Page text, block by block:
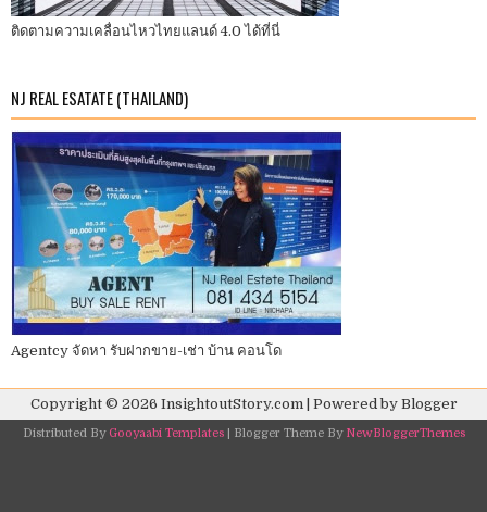
ติดตามความเคลื่อนไหวไทยแลนด์ 4.0 ได้ที่นี่
NJ REAL ESATATE (THAILAND)
Agentcy จัดหา รับฝากขาย-เช่า บ้าน คอนโด
Copyright © 2026 InsightoutStory.com | Powered by Blogger
Distributed By Gooyaabi Templates| Blogger Theme By NewBloggerThemes